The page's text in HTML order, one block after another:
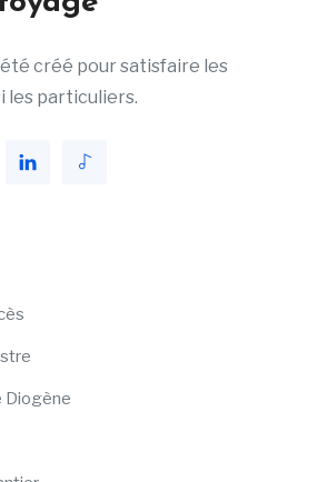
créé pour satisfaire les
les particuliers.
Diogène